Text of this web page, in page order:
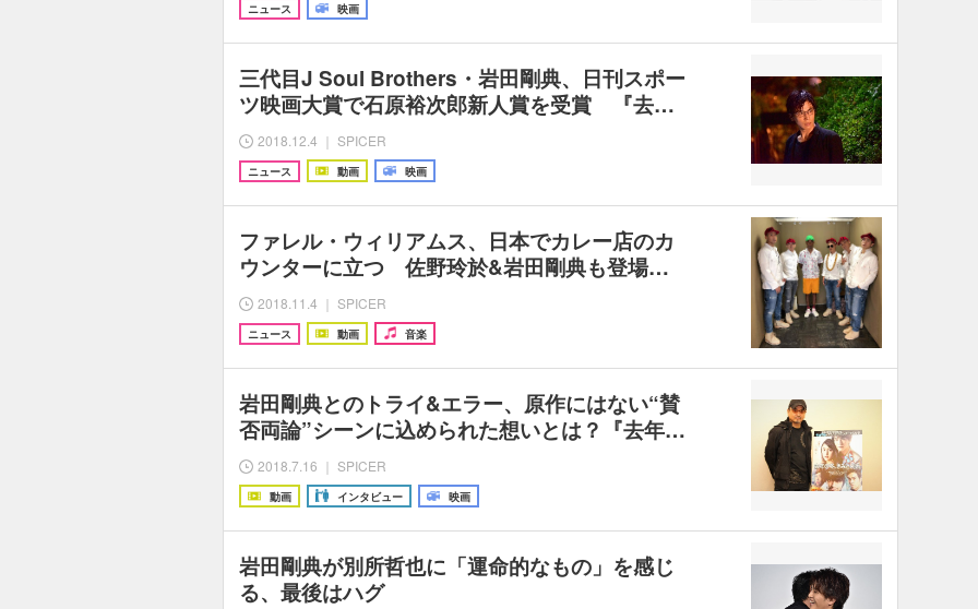
ニュース 映画
三代目J Soul Brothers・岩田剛典、日刊スポー
ツ映画大賞で石原裕次郎新人賞を受賞 『去…
2018.12.4 ｜ SPICER
ニュース 動画 映画
ファレル・ウィリアムス、日本でカレー店のカ
ウンターに立つ 佐野玲於&岩田剛典も登場…
2018.11.4 ｜ SPICER
ニュース 動画 音楽
岩田剛典とのトライ&エラー、原作にはない“賛
否両論”シーンに込められた想いとは？『去年…
2018.7.16 ｜ SPICER
動画 インタビュー 映画
岩田剛典が別所哲也に「運命的なもの」を感じ
る、最後はハグ